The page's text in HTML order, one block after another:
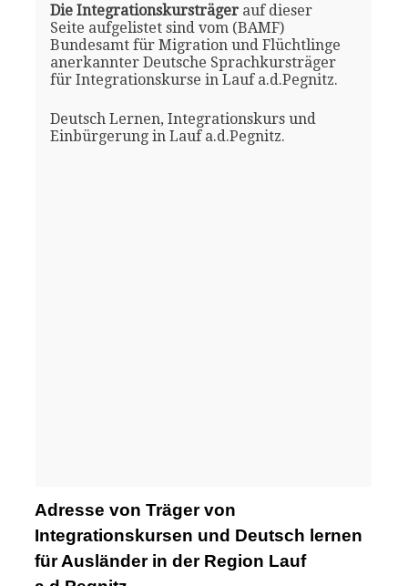
Die Integrationskursträgerauf dieser
Seite aufgelistet sind vom (BAMF)
Bundesamt für Migration und Flüchtlinge
anerkannter Deutsche Sprachkursträger
für Integrationskurse in Lauf a.d.Pegnitz.
Deutsch Lernen, Integrationskurs und
Einbürgerung in Lauf a.d.Pegnitz.
Adresse von Träger von
Integrationskursen und Deutsch lernen
für Ausländer in der Region Lauf